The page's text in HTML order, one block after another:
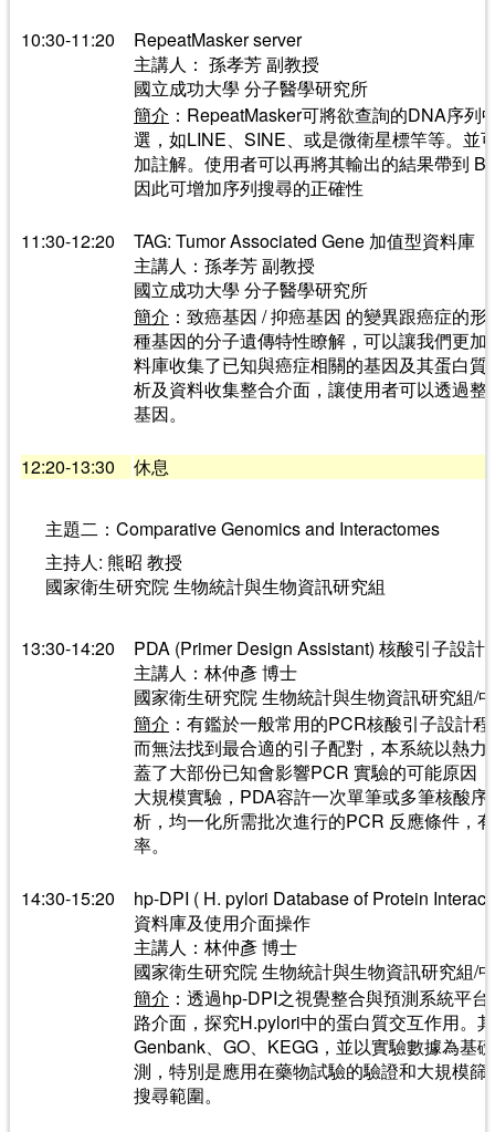
10:30-11:20
RepeatMasker server
主講人： 孫孝芳 副教授
國立成功大學 分子醫學研究所
簡介 ：RepeatMasker可將欲查詢的DNA序列
選，如LINE、SINE、或是微衛星標竿等。並
加註解。使用者可以再將其輸出的結果帶到
因此可增加序列搜尋的正確性
11:30-12:20
TAG: Tumor Associated Gene 加值型資料庫
主講人：孫孝芳 副教授
國立成功大學 分子醫學研究所
簡介 ：致癌基因 / 抑癌基因 的變異跟癌症的
種基因的分子遺傳特性瞭解，可以讓我們更
料庫收集了已知與癌症相關的基因及其蛋白
析及資料收集整合介面，讓使用者可以透過
基因。
12:20-13:30 休息
主題二：Comparative Genomics and Interactomes
主持人: 熊昭 教授
國家衛生研究院 生物統計與生物資訊研究組
13:30-14:20
PDA (Primer Design Assistant) 核酸引子設計
主講人：林仲彥 博士
國家衛生研究院 生物統計與生物資訊研究組/
簡介 ：有鑑於一般常用的PCR核酸引子設計
而無法找到最合適的引子配對，本系統以熱
蓋了大部份已知會影響PCR 實驗的可能原因
大規模實驗，PDA容許一次單筆或多筆核酸
析，均一化所需批次進行的PCR 反應條件，
率。
14:30-15:20
hp-DPI ( H. pylori Database of Protein
資料庫及使用介面操作
主講人：林仲彥 博士
國家衛生研究院 生物統計與生物資訊研究組/
簡介 ：透過hp-DPI之視覺整合與預測系統平
路介面，探究H.pylori中的蛋白質交互作用。
Genbank、GO、KEGG，並以實驗數據為基
測，特別是應用在藥物試驗的驗證和大規模
搜尋範圍。